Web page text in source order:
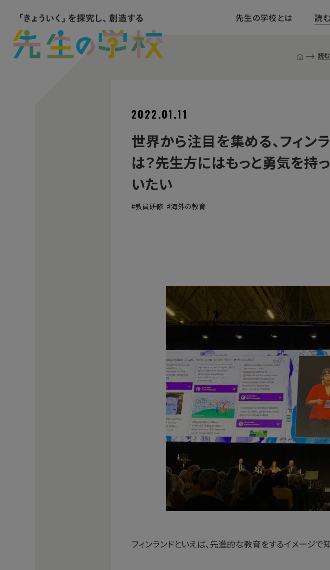
先生の学校とは 読む
T
読む
2022.01.11
世界から注目を集める、フィン
は？先生方にはもっと勇気を持
いたい
教員研修 海外の教育
フィンランドといえば、先進的な教育をするイメージで